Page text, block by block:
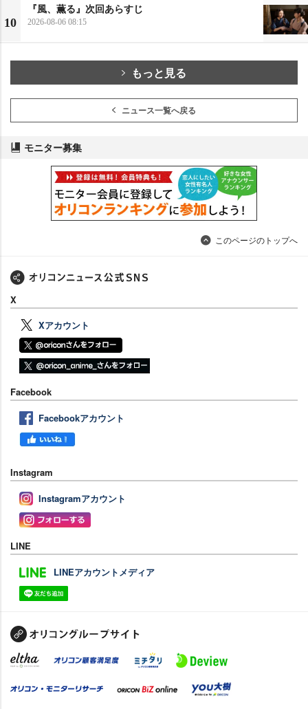
10
『風、薫る』次回あらすじ
2026-08-06 08:15
もっと見る
ニュース一覧へ戻る
モニター募集
このページのトップへ
X
Xアカウント
Facebook
Facebookアカウント
Instagram
Instagramアカウント
LINE
LINEアカウントメディア